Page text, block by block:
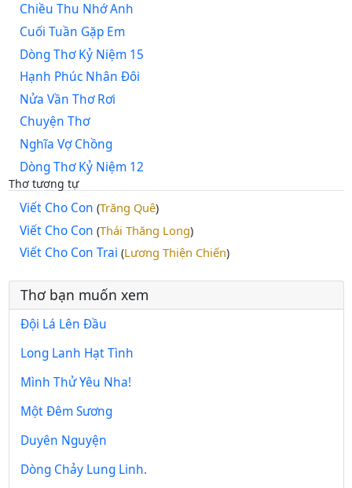
Chiều Thu Nhớ Anh
Cuối Tuần Gặp Em
Dòng Thơ Kỷ Niệm 15
Hạnh Phúc Nhân Đôi
Nửa Vần Thơ Rơi
Chuyện Thơ
Nghĩa Vợ Chồng
Dòng Thơ Kỷ Niệm 12
Thơ tương tự
Viết Cho Con (Trăng Quê)
Viết Cho Con (Thái Thăng Long)
Viết Cho Con Trai (Lương Thiện Chiến)
Thơ bạn muốn xem
Đội Lá Lên Đầu
Long Lanh Hạt Tình
Mình Thử Yêu Nha!
Một Đêm Sương
Duyên Nguyện
Dòng Chảy Lung Linh.